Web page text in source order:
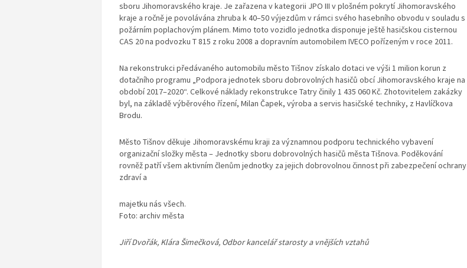
sboru Jihomoravského kraje. Je zařazena v kategorii JPO III v plošném pokrytí Jihomoravského
kraje a ročně je povolávána zhruba k 40–50 výjezdům v rámci svého hasebního obvodu v souladu s
požárním poplachovým plánem. Mimo toto vozidlo jednotka disponuje ještě hasičskou cisternou
CAS 20 na podvozku T 815 z roku 2008 a dopravním automobilem IVECO pořízeným v roce 2011.
Na rekonstrukci předávaného automobilu město Tišnov získalo dotaci ve výši 1 milion korun z
dotačního programu „Podpora jednotek sboru dobrovolných hasičů obcí Jihomoravského kraje na
období 2017–2020“. Celkové náklady rekonstrukce Tatry činily 1 435 060 Kč. Zhotovitelem zakázky
byl, na základě výběrového řízení, Milan Čapek, výroba a servis hasičské techniky, z Havlíčkova
Brodu.
Město Tišnov děkuje Jihomoravskému kraji za významnou podporu technického vybavení
organizační složky města – Jednotky sboru dobrovolných hasičů města Tišnova. Poděkování
rovněž patří všem aktivním členům jednotky za jejich dobrovolnou činnost při zabezpečení ochrany
zdraví a
majetku nás všech.
Foto: archiv města
Jiří Dvořák, Klára Šimečková, Odbor kancelář starosty a vnějších vztahů